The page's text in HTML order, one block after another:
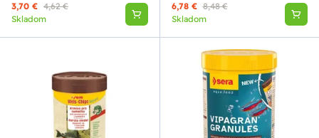
3,70 € 4,62 €
Skladom
6,78 € 8,48 €
Skladom